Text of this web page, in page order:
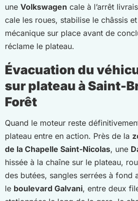
une Volkswagen cale à l’arrêt
cale les roues, stabilise le châssis
mécanique sur place avant de
réclame le plateau.
Évacuation du
sur plateau à Saint-
Forêt
Quand le moteur reste
plateau entre en action. Près de la
de la Chapelle Saint-Nicolas, une
hissée à la chaîne sur le plateau,
des butées, sangles serrées à fond
le boulevard Galvani, entre deux